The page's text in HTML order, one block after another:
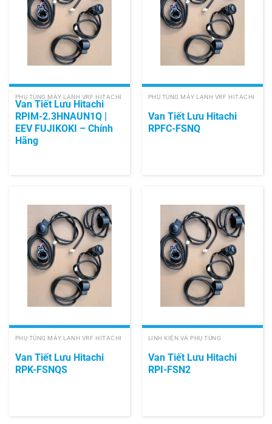
PHỤ TÙNG MÁY LẠNH VRF HITACHI
Van Tiết Lưu Hitachi
RPIM-2.3HNAUN1Q |
EEV FUJIKOKI – Chính
Hãng
PHỤ TÙNG MÁY LẠNH VRF HITACHI
Van Tiết Lưu Hitachi
RPFC-FSNQ
PHỤ TÙNG MÁY LẠNH VRF HITACHI
Van Tiết Lưu Hitachi
RPK-FSNQS
LINH KIỆN VÀ PHỤ TÙNG
Van Tiết Lưu Hitachi
RPI-FSN2